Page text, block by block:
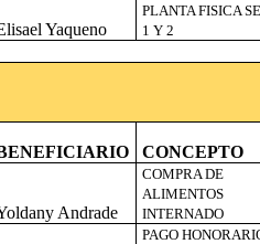
Yaqueno
PLANTA FISICA
1 Y 2
CONCEPTO
Andrade
COMPRA DE
ALIMENTOS
INTERNADO
PAGO